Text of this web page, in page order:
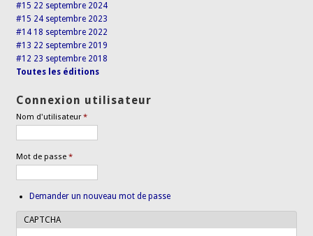
#15 22 septembre 2024
#15 24 septembre 2023
#14 18 septembre 2022
#13 22 septembre 2019
#12 23 septembre 2018
Toutes les éditions
Connexion utilisateur
Nom d'utilisateur*
Mot de passe*
Demander un nouveau mot de passe
CAPTCHA